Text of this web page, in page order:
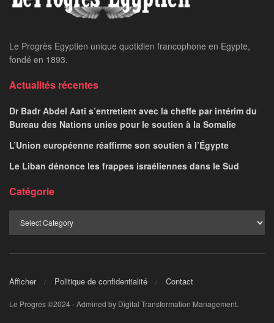
Le Progrès Egyptien unique quotidien francophone en Egypte,
fondé en 1893.
Actualités récentes
Dr Badr Abdel Aati s’entretient avec la cheffe par intérim du
Bureau des Nations unies pour le soutien à la Somalie
L’Union européenne réaffirme son soutien à l’Égypte
Le Liban dénonce les frappes israéliennes dans le Sud
Catégorie
Afficher Politique de confidentialité Contact
Le Progres ©2024 - Admined by Digital Transformation Management.